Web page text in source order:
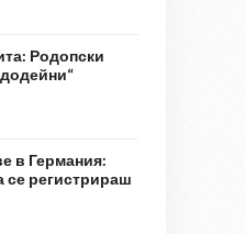
Родопски
в Германия:
се регистрираш